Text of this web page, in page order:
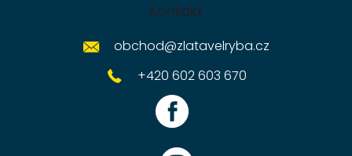
Kontakt
obchod@zlatavelryba.cz
+420 602 603 670